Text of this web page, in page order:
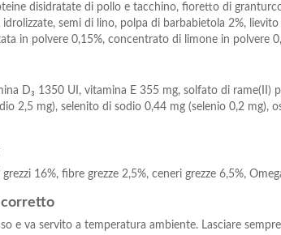
disidratate di pollo e tacchino, fioretto di
semi di lino, polpa di barbabietola 2%,
in polvere 0,15%, concentrato di limone in polvere
D₃ 1350 UI, vitamina E 355 mg, solfato di
2,5 mg), selenito di sodio 0,44 mg (selenio 0,2 mg),
grezzi 16%, fibre grezze 2,5%, ceneri grezze 6,5%,
corretto
e va servito a temperatura ambiente. Lasciare